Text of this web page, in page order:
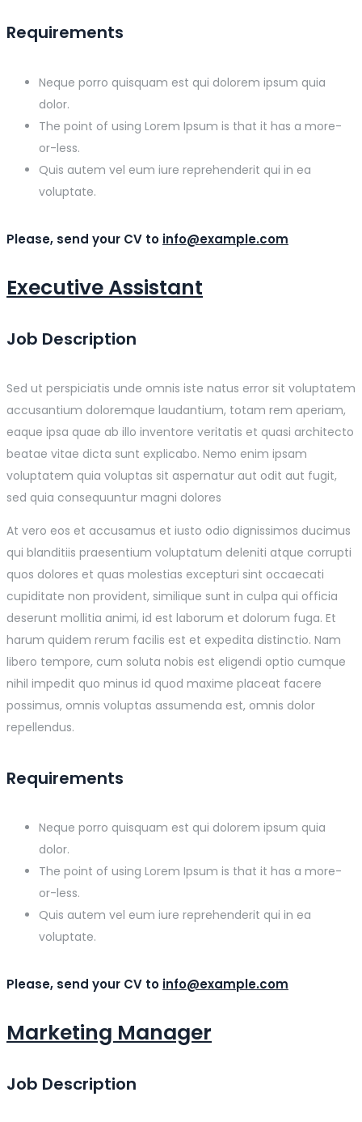
Requirements
Neque porro quisquam est qui dolorem ipsum quia
dolor.
The point of using Lorem Ipsum is that it has a more-
or-less.
Quis autem vel eum iure reprehenderit qui in ea
voluptate.
Please, send your CV to info@example.com
Executive Assistant
Job Description
Sed ut perspiciatis unde omnis iste natus error sit voluptatem
accusantium doloremque laudantium, totam rem aperiam,
eaque ipsa quae ab illo inventore veritatis et quasi architecto
beatae vitae dicta sunt explicabo. Nemo enim ipsam
voluptatem quia voluptas sit aspernatur aut odit aut fugit,
sed quia consequuntur magni dolores
At vero eos et accusamus et iusto odio dignissimos ducimus
qui blanditiis praesentium voluptatum deleniti atque corrupti
quos dolores et quas molestias excepturi sint occaecati
cupiditate non provident, similique sunt in culpa qui officia
deserunt mollitia animi, id est laborum et dolorum fuga. Et
harum quidem rerum facilis est et expedita distinctio. Nam
libero tempore, cum soluta nobis est eligendi optio cumque
nihil impedit quo minus id quod maxime placeat facere
possimus, omnis voluptas assumenda est, omnis dolor
repellendus.
Requirements
Neque porro quisquam est qui dolorem ipsum quia
dolor.
The point of using Lorem Ipsum is that it has a more-
or-less.
Quis autem vel eum iure reprehenderit qui in ea
voluptate.
Please, send your CV to info@example.com
Marketing Manager
Job Description